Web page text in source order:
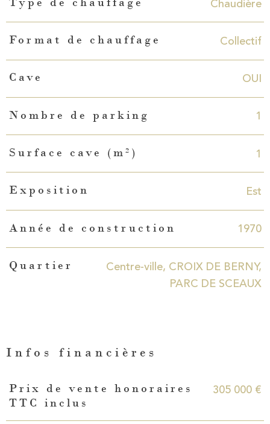
Chaudière
Format de chauffage Collectif
Cave OUI
Nombre de parking 1
Surface cave (m²) 1
Exposition Est
Année de construction 1970
Quartier
Centre-ville, CROIX DE BERNY,
PARC DE SCEAUX
Infos financières
Caractéristiques Valeurs
Prix de vente honoraires
TTC inclus
305 000 €